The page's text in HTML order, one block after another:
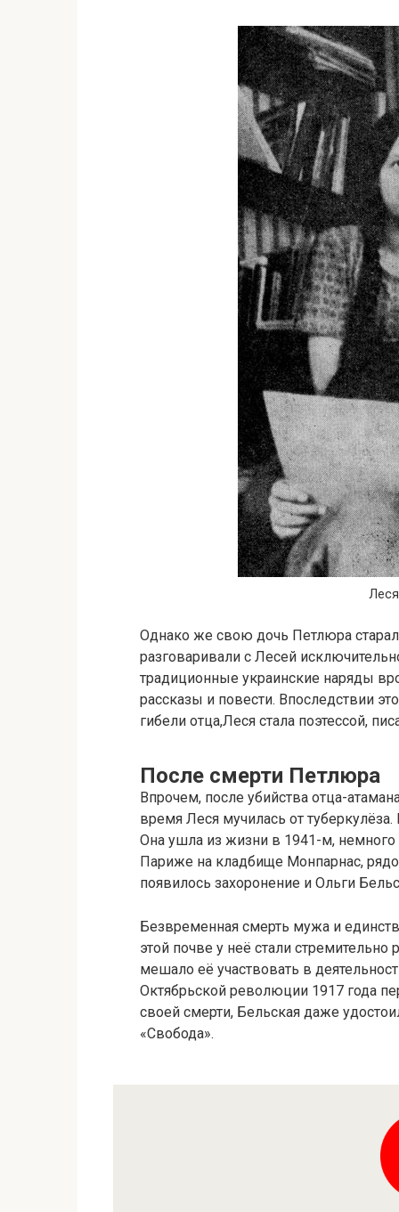
Однако же свою дочь Петлюра
разговаривали с Лесей
традиционные украинские наряды
рассказы и повести. Впоследствии
гибели отца,Леся стала поэтессой,
После смерти Петлюра
Впрочем, после убийства отца-
время Леся мучилась от
Она ушла из жизни в 1941-м,
Париже на кладбище Монпарнас,
появилось захоронение и Ольги
Безвременная смерть мужа и
этой почве у неё стали
мешало её участвовать в
Октябрьской революции 1917 года
своей смерти, Бельская даже
«Свобода».